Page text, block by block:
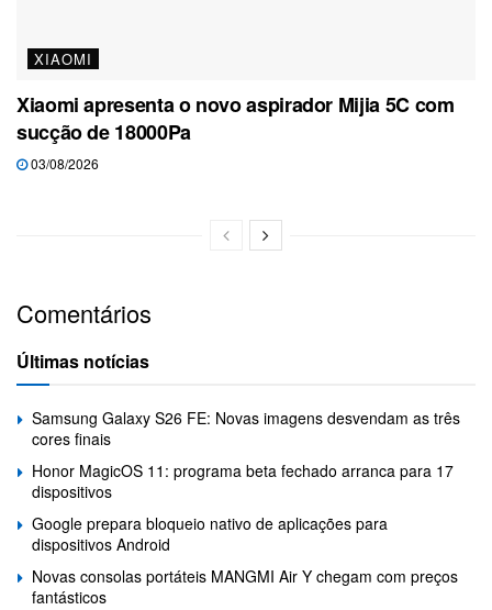
XIAOMI
Xiaomi apresenta o novo aspirador Mijia 5C com
sucção de 18000Pa
03/08/2026
Comentários
Últimas notícias
Samsung Galaxy S26 FE: Novas imagens desvendam as três
cores finais
Honor MagicOS 11: programa beta fechado arranca para 17
dispositivos
Google prepara bloqueio nativo de aplicações para
dispositivos Android
Novas consolas portáteis MANGMI Air Y chegam com preços
fantásticos